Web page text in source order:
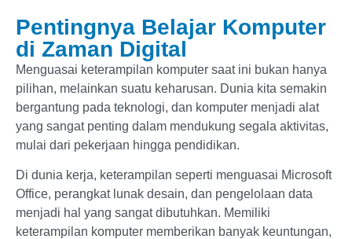
Pentingnya Belajar Komputer
di Zaman Digital
Menguasai keterampilan komputer saat ini bukan hanya
pilihan, melainkan suatu keharusan. Dunia kita semakin
bergantung pada teknologi, dan komputer menjadi alat
yang sangat penting dalam mendukung segala aktivitas,
mulai dari pekerjaan hingga pendidikan.
Di dunia kerja, keterampilan seperti menguasai Microsoft
Office, perangkat lunak desain, dan pengelolaan data
menjadi hal yang sangat dibutuhkan. Memiliki
keterampilan komputer memberikan banyak keuntungan,